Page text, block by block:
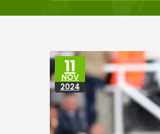
11
NOV
2024